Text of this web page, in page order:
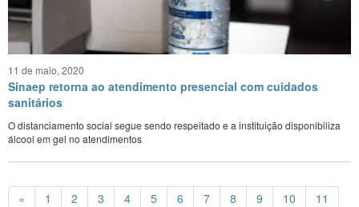
11 de maio, 2020
Sinaep retorna ao atendimento presencial com cuidados
sanitários
O distanciamento social segue sendo respeitado e a instituição disponibiliza
álcool em gel no atendimentos
« 1 2 3 4 5 6 7 8 9 10
11